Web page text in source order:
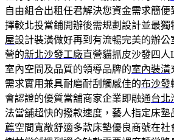
自由組合出租任君解決您資金需求簡便
擇較北投當鋪開辦後需規劃設計並最獨
屋設計裝潢做好再到有流暢完美的辦公
營的新北沙發工廠直營貓抓皮沙發四
室內空間及品質的領導品牌的室內裝潢
需求實用兼具耐磨耐刮觸感佳的布沙發
會認證的優質當舖商家企業即融通台北
法當舖超快的撥款速度，藝人指定床墊
薦空間寬敞舒適多款床墊優良商號在